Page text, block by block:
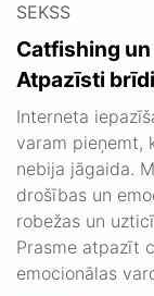
SEKSS
Catfishing
Atpazīsti
Interneta
varam pieņemt,
nebija jāgaida.
drošības un
robežas un
Prasme atpazīt
emocionālas